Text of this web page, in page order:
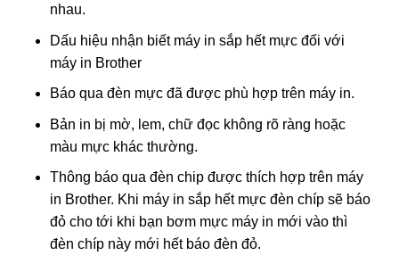
nhau.
Dấu hiệu nhận biết máy in sắp hết mực đối với
máy in Brother
Báo qua đèn mực đã được phù hợp trên máy in.
Bản in bị mờ, lem, chữ đọc không rõ ràng hoặc
màu mực khác thường.
Thông báo qua đèn chip được thích hợp trên máy
in Brother. Khi máy in sắp hết mực đèn chíp sẽ báo
đỏ cho tới khi bạn bơm mực máy in mới vào thì
đèn chíp này mới hết báo đèn đỏ.